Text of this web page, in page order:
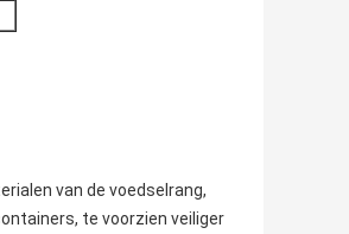
van de voedselrang,
te voorzien veiliger